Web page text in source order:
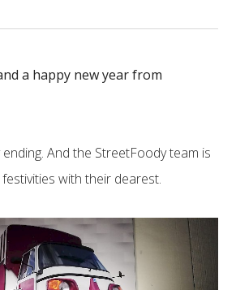
a happy new year from
And the StreetFoody team is
with their dearest.